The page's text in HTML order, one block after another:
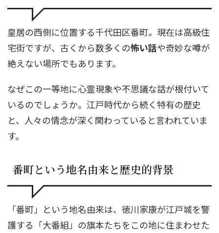
皇居の西側に位置する千代田区番町。現在は高級住
宅街ですが、古くから数多くの怖い話や奇妙な噂が
絶えない場所でもあります。
なぜこの一等地に心霊現象や不思議な話が根付いて
いるのでしょうか。江戸時代から続く特有の歴史
と、人々の情念が深く関わっていると言われていま
す。
番町という地名由来と歴史的背景
「番町」という地名由来は、徳川家康が江戸城を警
護する「大番組」の旗本たちをこの地に住まわせた